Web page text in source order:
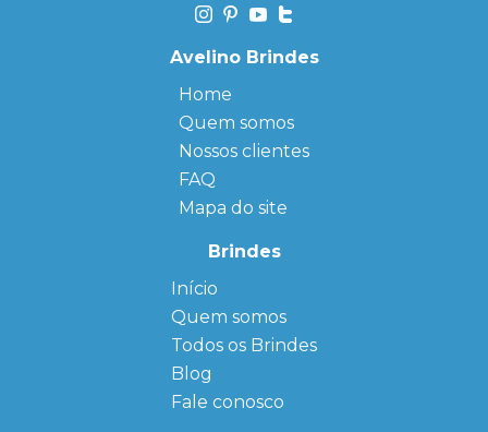
Avelino Brindes
Home
Quem somos
Nossos clientes
FAQ
Mapa do site
Brindes
Início
Quem somos
← Back
FAQ
Sitemap
Todos os Brindes
← Back
Agendas
Personalizadas
Personalizado
Blog
Fale conosco